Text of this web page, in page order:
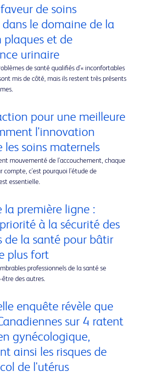
de soins
le domaine de la
plaques et de
urinaire
de santé qualifiés d'« inconfortables
mis de côté, mais ils restent très présents
pour une meilleure
l'innovation
les soins maternels
mouvementé de l'accouchement, chaque
c'est pourquoi l'étude de
essentielle.
la première ligne :
à la sécurité des
de la santé pour bâtir
plus fort
professionnels de la santé se
des autres.
enquête révèle que
sur 4 ratent
gynécologique,
ainsi les risques de
de l'utérus